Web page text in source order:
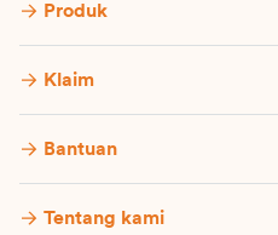
Produk
Klaim
Bantuan
Tentang kami